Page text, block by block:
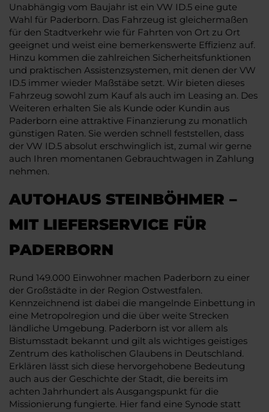
Unabhängig vom Baujahr ist ein VW ID.5 eine gute
Wahl für Paderborn. Das Fahrzeug ist gleichermaßen
für den Stadtverkehr wie für Fahrten von Ort zu Ort
geeignet und weist eine bemerkenswerte Effizienz auf.
Hinzu kommen die zahlreichen Sicherheitsfunktionen
und praktischen Assistenzsystemen, mit denen der VW
ID.5 immer wieder Maßstäbe setzt. Wir bieten dieses
Fahrzeug sowohl zum Kauf als auch im Leasing an. Des
Weiteren erhalten Sie als Kunde oder Kundin aus
Paderborn eine attraktive Finanzierung zu monatlich
günstigen Raten. Sie werden schnell feststellen, dass
der VW ID.5 absolut erschwinglich ist, zumal wir gerne
auch Ihren momentanen Gebrauchtwagen in Zahlung
nehmen.
AUTOHAUS STEINBÖHMER –
MIT LIEFERSERVICE FÜR
PADERBORN
Rund 149.000 Einwohner machen Paderborn zu einer
der Großstädte in der Region Ostwestfalen.
Kennzeichnend ist dabei die mangelnde Einbettung in
eine Metropolregion und die über weite Strecken
ländliche Umgebung. Paderborn ist vor allem als
Bistumsstadt bekannt und gilt als wichtiges geistiges
Zentrum des katholischen Glaubens in Deutschland.
Erklären lässt sich diese hervorgehobene Bedeutung
auch aus der Geschichte der Stadt, die bereits im
achten Jahrhundert als Ausgangspunkt für die
Missionierung fungierte. Hier fand eine Synode statt